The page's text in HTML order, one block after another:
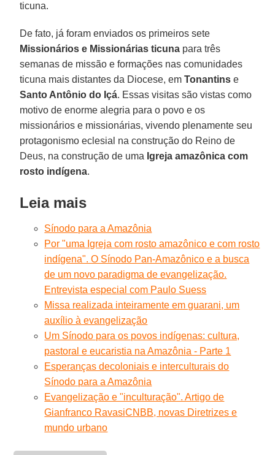
ticuna.
De fato, já foram enviados os primeiros sete
Missionários e Missionárias ticuna para três
semanas de missão e formações nas comunidades
ticuna mais distantes da Diocese, emTonantins e
Santo Antônio do Içá. Essas visitas são vistas como
motivo de enorme alegria para o povo e os
missionários e missionárias, vivendo plenamente seu
protagonismo eclesial na construção do Reino de
Deus, na construção de uma Igreja amazônica com
rosto indígena.
Leia mais
Sínodo para a Amazônia
Por "uma Igreja com rosto amazônico e com rosto
indígena". O Sínodo Pan-Amazônico e a busca
de um novo paradigma de evangelização.
Entrevista especial com Paulo Suess
Missa realizada inteiramente em guarani, um
auxílio à evangelização
Um Sínodo para os povos indígenas: cultura,
pastoral e eucaristia na Amazônia - Parte 1
Esperanças decoloniais e interculturais do
Sínodo para a Amazônia
Evangelização e "inculturação". Artigo de
Gianfranco RavasiCNBB, novas Diretrizes e
mundo urbano